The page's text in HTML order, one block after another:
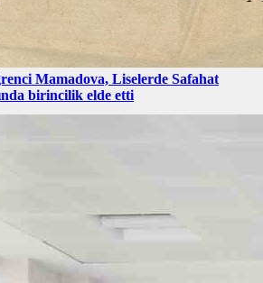
Mamadova, Liselerde Safahat
birincilik elde etti